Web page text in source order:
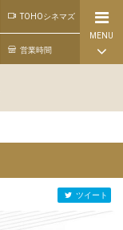
TOHOシネマズ
営業時間
MENU
ツイート